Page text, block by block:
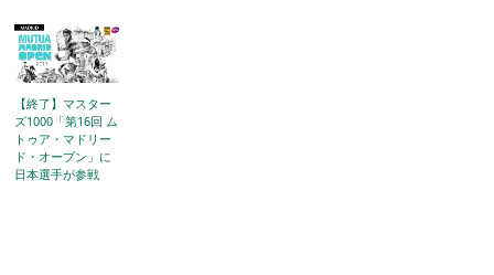
【終了】マスター
ズ1000「第16回 ム
トゥア・マドリー
ド・オープン」に
日本選手が参戦